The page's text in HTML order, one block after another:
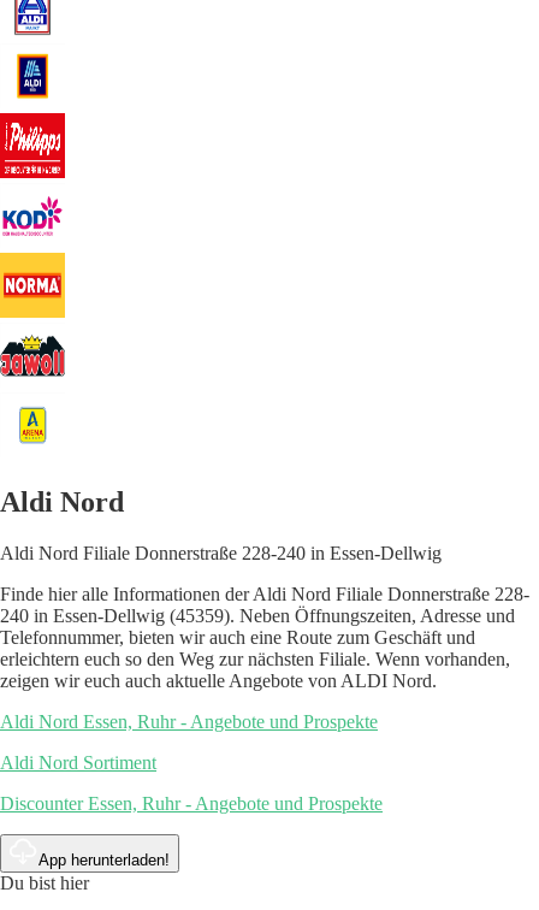
Aldi Nord
Aldi Nord Filiale Donnerstraße 228-240 in Essen-Dellwig
Finde hier alle Informationen der Aldi Nord Filiale Donnerstraße 228-
240 in Essen-Dellwig (45359). Neben Öffnungszeiten, Adresse und
Telefonnummer, bieten wir auch eine Route zum Geschäft und
erleichtern euch so den Weg zur nächsten Filiale. Wenn vorhanden,
zeigen wir euch auch aktuelle Angebote von ALDI Nord.
Aldi Nord Essen, Ruhr - Angebote und Prospekte
Aldi Nord Sortiment
Discounter Essen, Ruhr - Angebote und Prospekte
App herunterladen!
Du bist hier